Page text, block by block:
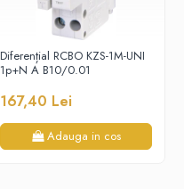
Diferențial RCBO KZS-1M-UNI
1p+N A B10/0.01
167,40 Lei
Adauga in cos